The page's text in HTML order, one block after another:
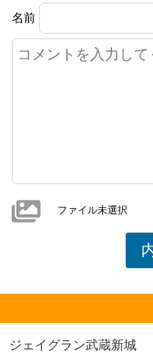
名前
ファイル未選択
ジェイグラン武蔵新城